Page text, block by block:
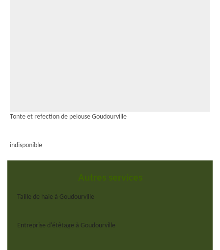
Tonte et refection de pelouse Goudourville
indisponible
Autres services
Taille de haie à Goudourville
Entreprise d'étêtage à Goudourville